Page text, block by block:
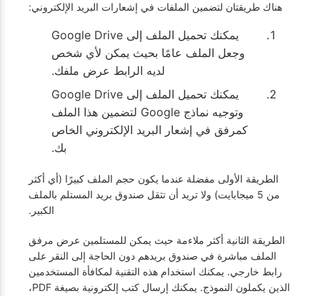
هناك طريقتان لتضمين الملفات في إشعارات البريد الإلكتروني:
يمكنك تحميل الملف إلى Google Drive
وجعل الملف عامًا بحيث يمكن لأي شخص
لديه الرابط عرض ملفك.
يمكنك تحميل الملف إلى Google Drive
وتوجيه نماذج Google لتضمين هذا الملف
كمرفق في إشعار البريد الإلكتروني الخاص
بك.
الطريقة الأولى مفضلة عندما يكون حجم الملف كبيرًا (أي أكثر
من 5 ميجابايت) ولا تريد أن تثقل صندوق بريد المستلم بالملف
الكبير.
الطريقة الثانية أكثر ملاءمة حيث يمكن للمستلمين عرض مرفق
الملف مباشرة في صندوق بريدهم دون الحاجة إلى النقر على
رابط خارجي. يمكنك استخدام هذه التقنية لمكافأة المستخدمين
الذين يكملون النموذج. يمكنك إرسال كتب إلكترونية بصيغة PDF،